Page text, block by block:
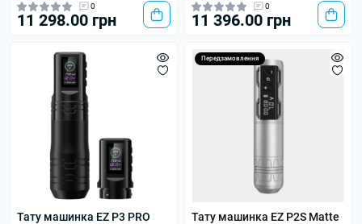
0
11 298.00 грн
0
11 396.00 грн
Тату машинка EZ P3 PRO
Передзамовлення
Тату машинка EZ P2S Matte